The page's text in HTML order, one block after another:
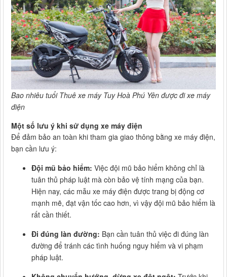
Bao nhiêu tuổi Thuê xe máy Tuy Hoà Phú Yên được đi xe máy
điện
Một số lưu ý khi sử dụng xe máy điện
Để đảm bảo an toàn khi tham gia giao thông bằng xe máy điện,
bạn cần lưu ý:
Đội mũ bảo hiểm: Việc đội mũ bảo hiểm không chỉ là
tuân thủ pháp luật mà còn bảo vệ tính mạng của bạn.
Hiện nay, các mẫu xe máy điện được trang bị động cơ
mạnh mẽ, đạt vận tốc cao hơn, vì vậy đội mũ bảo hiểm là
rất cần thiết.
Đi đúng làn đường: Bạn cần tuân thủ việc đi đúng làn
đường để tránh các tình huống nguy hiểm và vi phạm
pháp luật.